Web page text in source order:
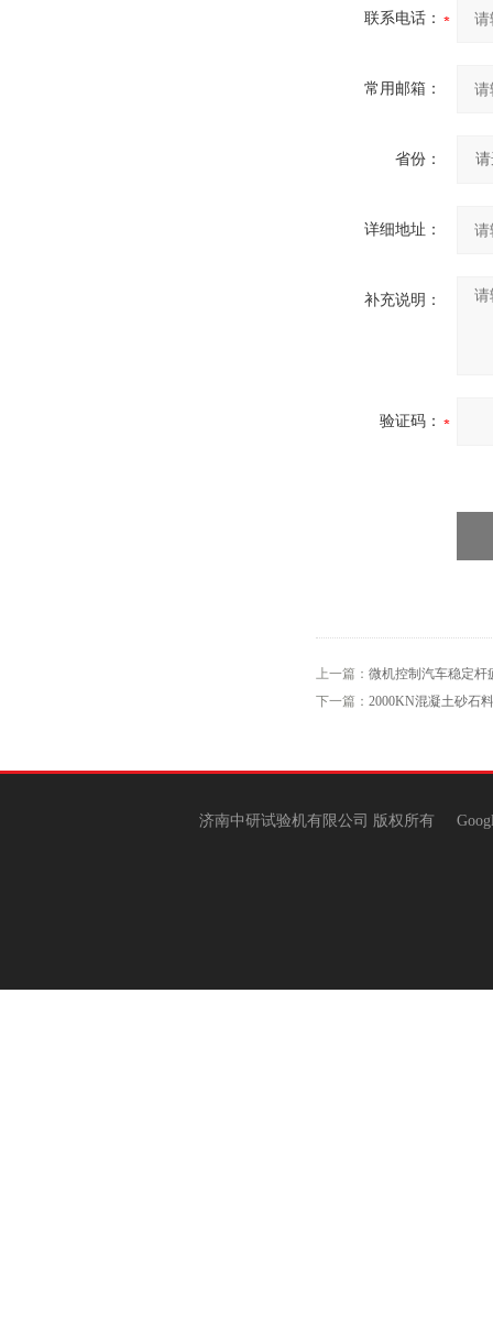
联系电话：
常用邮箱：
省份：
详细地址：
补充说明：
验证码：
上一篇： 微机控制汽车稳定杆
下一篇： 2000KN混凝土砂石
济南中研试验机有限公司 版权所有